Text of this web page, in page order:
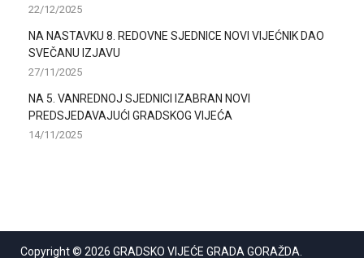
22/12/2025
NA NASTAVKU 8. REDOVNE SJEDNICE NOVI VIJEĆNIK DAO
SVEČANU IZJAVU
27/11/2025
NA 5. VANREDNOJ SJEDNICI IZABRAN NOVI
PREDSJEDAVAJUĆI GRADSKOG VIJEĆA
14/11/2025
Copyright © 2026 GRADSKO VIJEĆE GRADA GORAŽDA.